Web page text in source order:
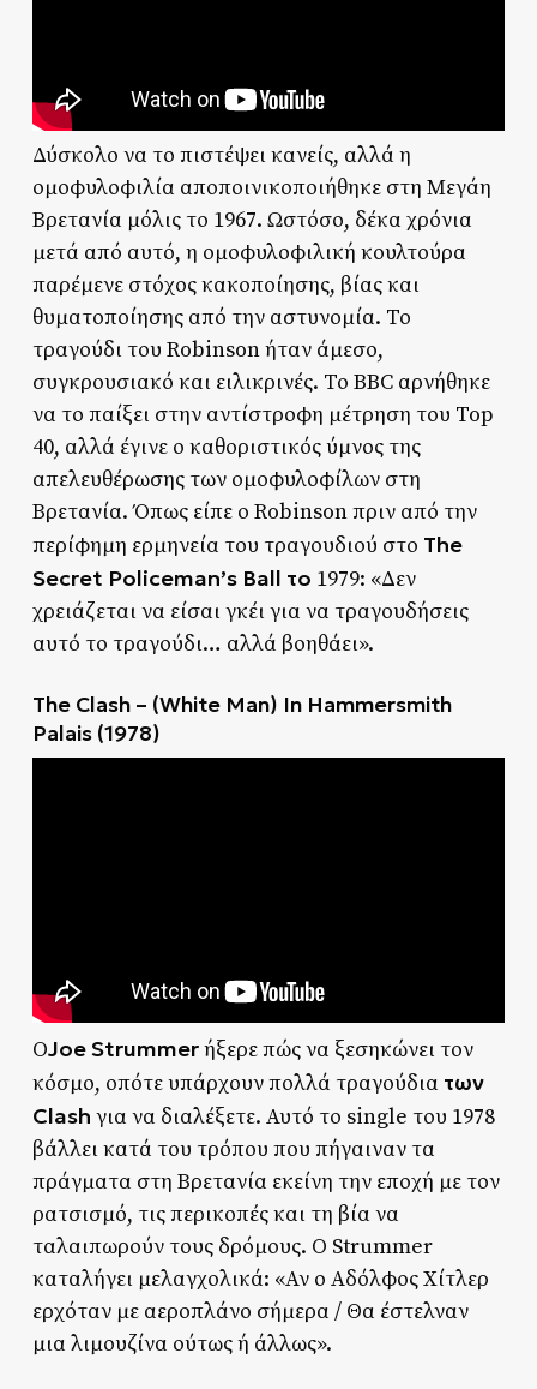
Δύσκολο να το πιστέψει κανείς, αλλά η
ομοφυλοφιλία αποποινικοποιήθηκε στη Μεγάη
Βρετανία μόλις το 1967. Ωστόσο, δέκα χρόνια
μετά από αυτό, η ομοφυλοφιλική κουλτούρα
παρέμενε στόχος κακοποίησης, βίας και
θυματοποίησης από την αστυνομία. Το
τραγούδι του Robinson ήταν άμεσο,
συγκρουσιακό και ειλικρινές. Το BBC αρνήθηκε
να το παίξει στην αντίστροφη μέτρηση του Top
40, αλλά έγινε ο καθοριστικός ύμνος της
απελευθέρωσης των ομοφυλοφίλων στη
Βρετανία. Όπως είπε ο Robinson πριν από την
περίφημη ερμηνεία του τραγουδιού στο The
Secret Policeman’s Ball το 1979: «Δεν
χρειάζεται να είσαι γκέι για να τραγουδήσεις
αυτό το τραγούδι… αλλά βοηθάει».
The Clash – (White Man) In Hammersmith
Palais (1978)
ΟJoe Strummerήξερε πώς να ξεσηκώνει τον
κόσμο, οπότε υπάρχουν πολλά τραγούδια των
Clash για να διαλέξετε. Αυτό το single του 1978
βάλλει κατά του τρόπου που πήγαιναν τα
πράγματα στη Βρετανία εκείνη την εποχή με τον
ρατσισμό, τις περικοπές και τη βία να
ταλαιπωρούν τους δρόμους. Ο Strummer
καταλήγει μελαγχολικά: «Αν ο Αδόλφος Χίτλερ
ερχόταν με αεροπλάνο σήμερα / Θα έστελναν
μια λιμουζίνα ούτως ή άλλως».